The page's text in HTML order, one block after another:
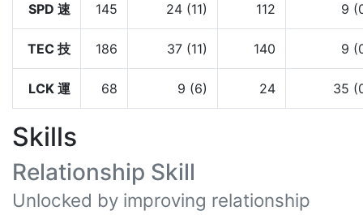
SPD 速 145 24 (11) 112 9
TEC 技 186 37 (11) 140 9
LCK 運 68 9 (6) 24 35
Skills
Relationship Skill
Unlocked by improving relationship